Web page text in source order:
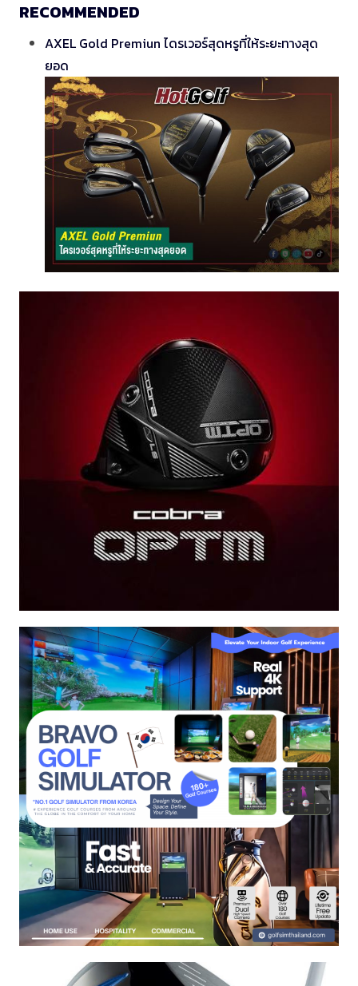
RECOMMENDED
AXEL Gold Premiun ไดรเวอร์สุดหรูที่ให้ระยะทางสุด
ยอด